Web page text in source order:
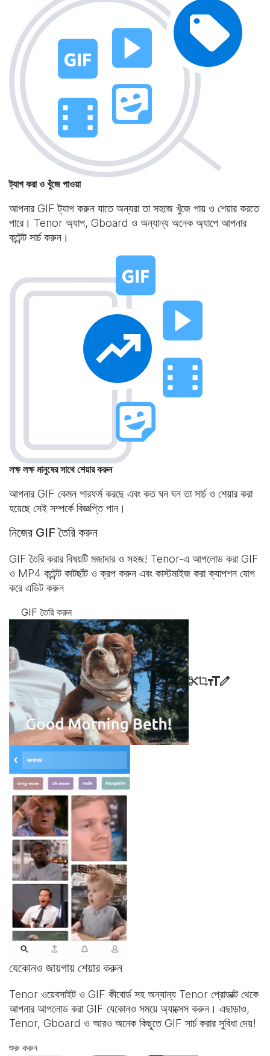
ট্যাগ করা ও খুঁজে পাওয়া
আপনার GIF ট্যাগ করুন যাতে অন্যরা তা সহজে খুঁজে পায় ও শেয়ার করতে
পারে। Tenor অ্যাপ, Gboard ও অন্যান্য অনেক অ্যাপে আপনার
কন্টেন্ট সার্চ করুন।
লক্ষ লক্ষ মানুষের সাথে শেয়ার করুন
আপনার GIF কেমন পারফর্ম করছে এবং কত ঘন ঘন তা সার্চ ও শেয়ার করা
হয়েছে সেই সম্পর্কে বিজ্ঞপ্তি পান।
নিজের GIF তৈরি করুন
GIF তৈরি করার বিষয়টি মজাদার ও সহজ! Tenor-এ আপলোড করা GIF
ও MP4 কন্টেন্ট কাটছাঁট ও ক্রপ করুন এবং কাস্টমাইজ করা ক্যাপশন যোগ
করে এডিট করুন
GIF তৈরি করুন
যেকোনও জায়গায় শেয়ার করুন
Tenor ওয়েবসাইট ও GIF কীবোর্ডসহ অন্যান্য Tenor প্রোডাক্ট থেকে
আপনার আপলোড করা GIF যেকোনও সময়ে অ্যাক্সেস করুন। এছাড়াও,
Tenor, Gboard ও আরও অনেক কিছুতে GIF সার্চ করার সুবিধা দেয়!
শুরু করুন